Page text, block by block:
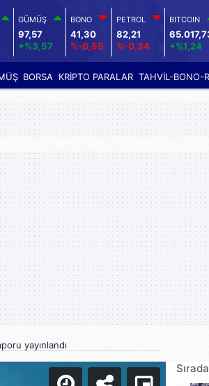
GÜMÜŞ
97,57
+%3,57
BONO
41,30
%-0,55
PETROL
82,21
%-0,34
BITCOIN
+%1,24
BORSA KRİPTO PARALAR TAHVİL-BONO-
yayınlandı